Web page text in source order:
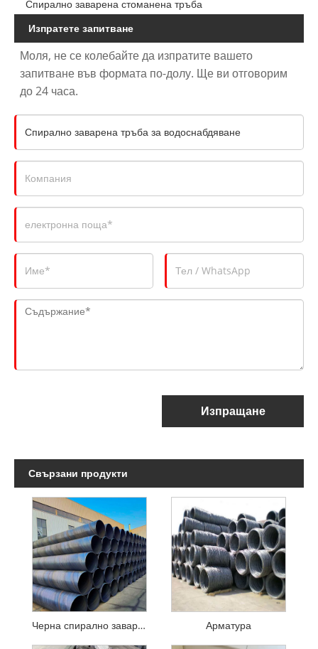
Спирално заварена стоманена тръба
Изпратете запитване
Моля, не се колебайте да изпратите вашето
запитване във формата по-долу. Ще ви отговорим
до 24 часа.
Изпращане
Свързани продукти
Черна спирално заварена стоманена тръба Арматура